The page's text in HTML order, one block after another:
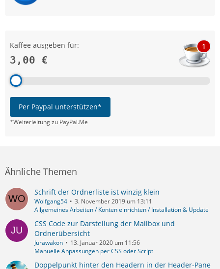
Kaffee ausgeben für:
3,00 €
1
Per Paypal unterstützen*
*Weiterleitung zu PayPal.Me
Ähnliche Themen
Schrift der Ordnerliste ist winzig klein
Wolfgang54
3. November 2019 um 13:11
Allgemeines Arbeiten / Konten einrichten / Installation & Update
CSS Code zur Darstellung der Mailbox und
Ordnerübersicht
Jurawakon
13. Januar 2020 um 11:56
Manuelle Anpassungen per CSS oder Script
Doppelpunkt hinter den Headern in der Header-Pane